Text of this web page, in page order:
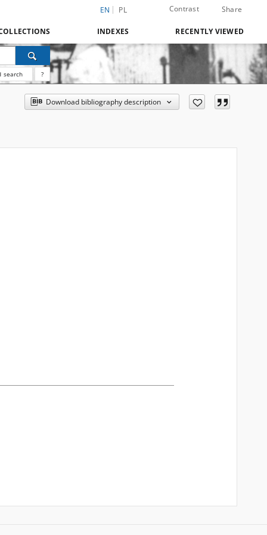
EN PL Contrast Share
INDEXES RECENTLY VIEWED
search ?
Download bibliography description